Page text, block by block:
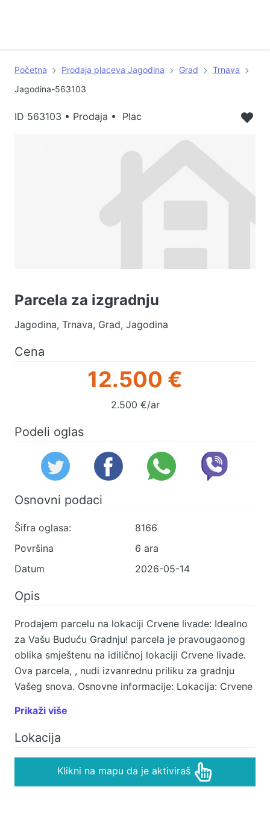
Početna Prodaja placeva Jagodina Grad
Trnava
Jagodina-563103
ID 563103 • Prodaja • Plac
Parcela za izgradnju
Jagodina, Trnava, Grad, Jagodina
Cena
12.500 €
2.500 €/ar
Podeli oglas
Osnovni podaci
Šifra oglasa:
8166
Površina
6 ara
Datum
2026-05-14
Opis
Prodajem parcelu na lokaciji Crvene livade: Idealno
za Vašu Buduću Gradnju! parcela je pravougaonog
oblika smještenu na idiličnoj lokaciji Crvene livade.
Ova parcela, , nudi izvanrednu priliku za gradnju
Vašeg snova. Osnovne informacije: Lokacija: Crvene
Dozvoljena gradnja: Da Zašto odabrati ovu parcelu:
Pristupna Mreža: Parcela je lako dostupna , što
Uživajte u spektakularnom pogledu na okolne
prirodne ljepote, pružajući mir i inspiraciju. Dozvola
Prikaži više
Lokacija
Klikni na mapu da je aktiviraš